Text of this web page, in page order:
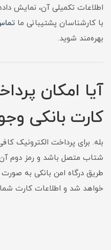
اطلاعات تکمیلی آن، نمایش
با کارشناسان پشتیبانی ما
بهره‌مند شوید.
آیا امکان
کارت بانکی
بله. برای پرداخت الکترونیک
شتاب متصل باشد و رمز دوم آن
خواهد شد و اطلاعات کارت